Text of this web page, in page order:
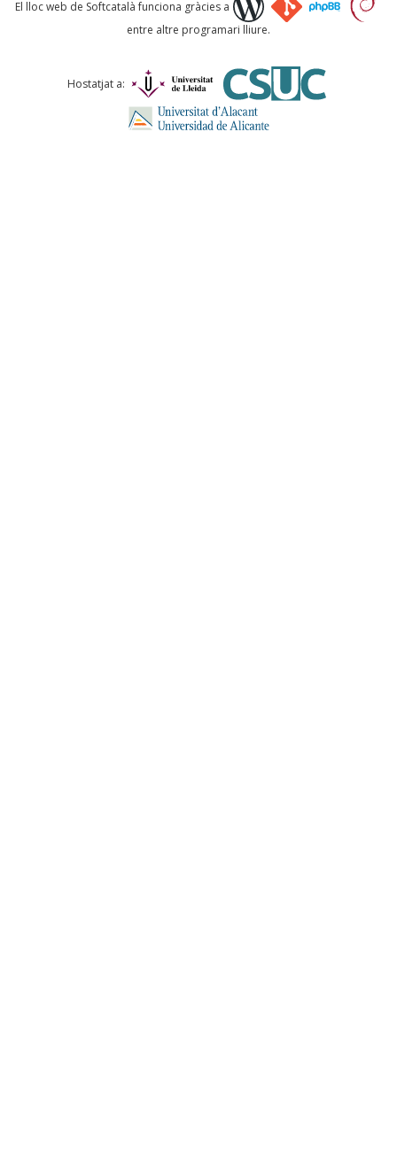
Comentari *
El lloc web de Softcatalà funciona gràcies a
entre altre programari lliure.
Hostatjat a: